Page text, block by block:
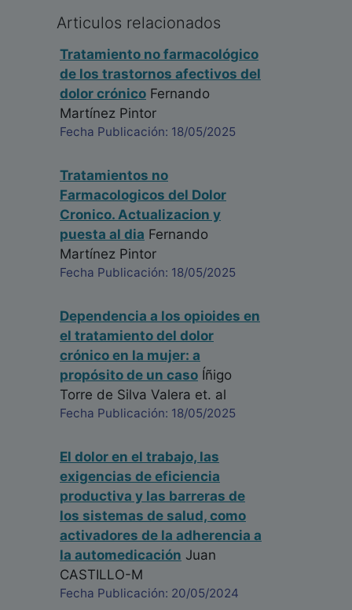
Articulos relacionados
Tratamiento no farmacológico
de los trastornos afectivos del
dolor crónico Fernando
Martínez Pintor
Fecha Publicación: 18/05/2025
Tratamientos no
Farmacologicos del Dolor
Cronico. Actualizacion y
puesta al dia Fernando
Martínez Pintor
Fecha Publicación: 18/05/2025
Dependencia a los opioides en
el tratamiento del dolor
crónico en la mujer: a
propósito de un caso Íñigo
Torre de Silva Valera et. al
Fecha Publicación: 18/05/2025
El dolor en el trabajo, las
exigencias de eficiencia
productiva y las barreras de
los sistemas de salud, como
activadores de la adherencia a
la automedicación Juan
CASTILLO-M
Fecha Publicación: 20/05/2024